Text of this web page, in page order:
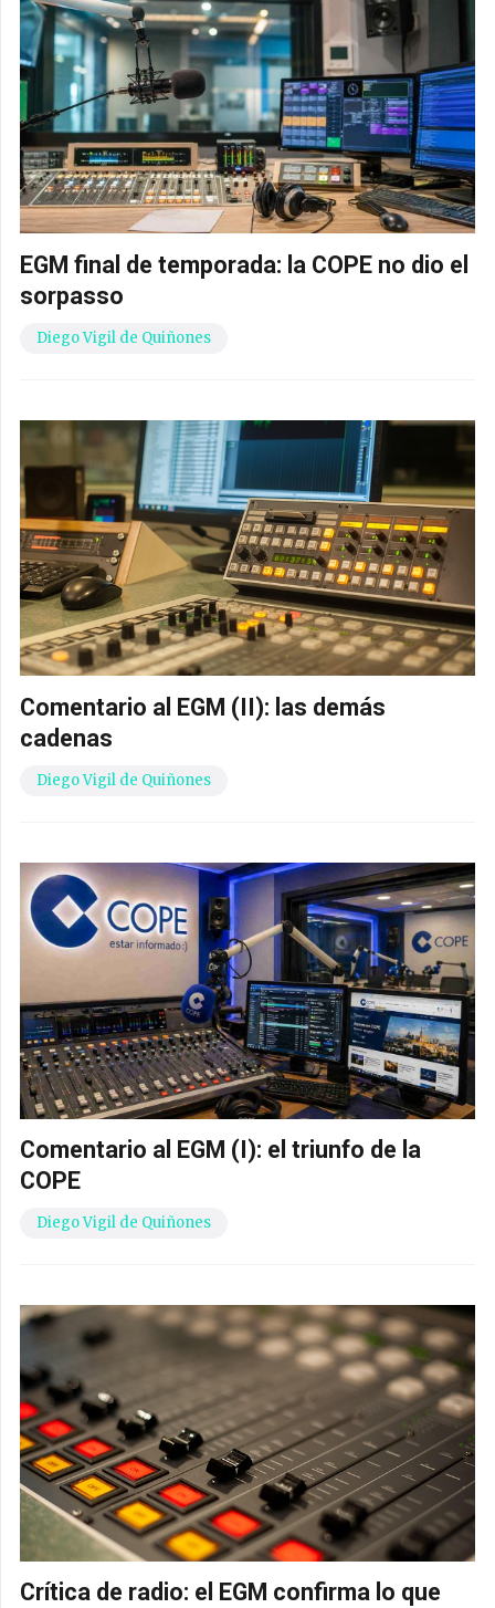
EGM final de temporada: la COPE no dio el
sorpasso
Diego Vigil de Quiñones
Comentario al EGM (II): las demás
cadenas
Diego Vigil de Quiñones
Comentario al EGM (I): el triunfo de la
COPE
Diego Vigil de Quiñones
Crítica de radio: el EGM confirma lo que